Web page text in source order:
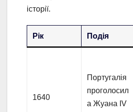
історії.
Рік Подія
1640
Португалія
проголосил
а Жуана IV